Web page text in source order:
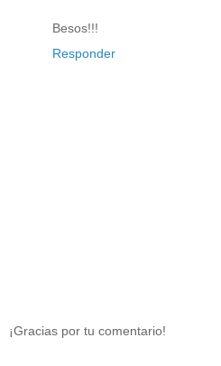
Besos!!!
Responder
¡Gracias por tu comentario!